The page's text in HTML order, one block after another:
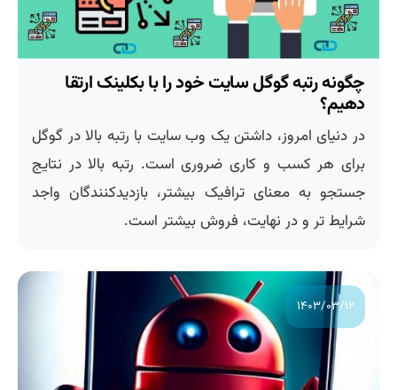
چگونه رتبه گوگل سایت خود را با بکلینک ارتقا
دهیم؟
در دنیای امروز، داشتن یک وب سایت با رتبه بالا در گوگل
برای هر کسب و کاری ضروری است. رتبه بالا در نتایج
جستجو به معنای ترافیک بیشتر، بازدیدکنندگان واجد
شرایط تر و در نهایت، فروش بیشتر است.
۱۴۰۳/۰۳/۱۲